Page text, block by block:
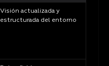
Visión actualizada y
estructurada del entorno